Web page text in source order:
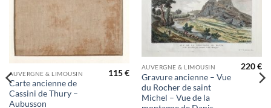
AUVERGNE & LIMOUSIN
Carte ancienne de
Cassini de Thury –
Aubusson
115€
AUVERGNE & LIMOUSIN
Gravure ancienne – Vue
du Rocher de saint
Michel – Vue de la
220€